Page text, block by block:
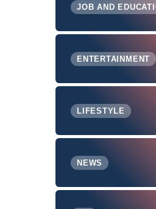
JOB AND
ENTERTAINMENT
LIFESTYLE
NEWS